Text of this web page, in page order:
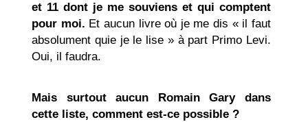
et 11 dont je me souviens et qui comptent
pour moi. Et aucun livre où je me dis « il faut
absolument quie je le lise » à part Primo Levi.
Oui, il faudra.
Mais surtout aucun Romain Garydans
cette liste, comment est-ce possible ?